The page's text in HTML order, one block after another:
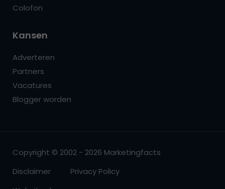
Colofon
Kansen
Adverteren
Partners
Vacatures
Blogger worden
Copyright © 2002 - 2026 Marketingfacts
Disclaimer
Privacy Policy